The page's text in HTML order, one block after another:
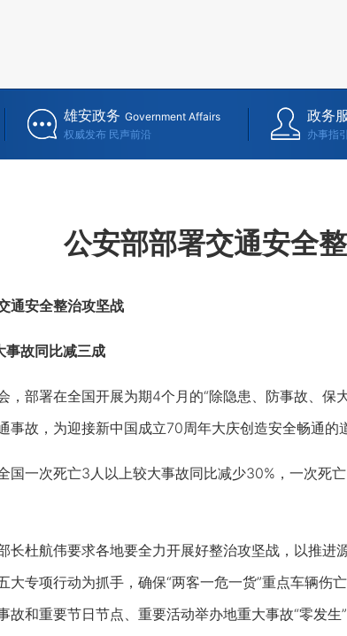
雄安政务 Government Affairs
权威发布 民声前沿
政务
办事指
公安部部署交通安全
通安全整治攻坚战
故同比减三成
部署在全国开展为期4个月的“除隐患、防事故、保
事故，为迎接新中国成立70周年大庆创造安全畅通的
一次死亡3人以上较大事故同比减少30%，一次死亡
杜航伟要求各地要全力开展好整治攻坚战，以推进
大专项行动为抓手，确保“两客一危一货”重点车辆伤
故和重要节日节点、重要活动举办地重大事故“零发